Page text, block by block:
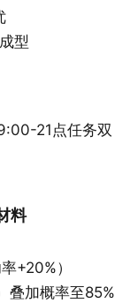
型
21点任务双
料
+20%）
叠加概率至85%